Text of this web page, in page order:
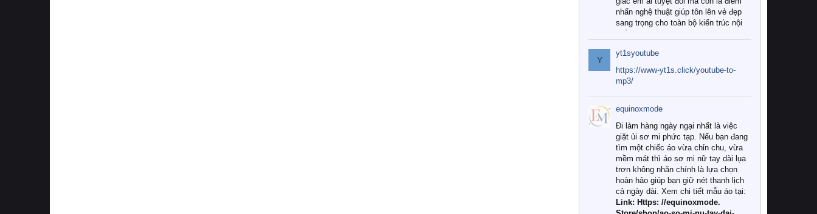
nhấn nghệ thuật giúp tôn lên vẻ đẹp
sang trọng cho toàn bộ kiến trúc nội
Tuy nhiên, giữa thị trường đa dạng
với vô vàn thương hiệu và mẫu mã
như hiện nay, làm thế nào để chọn
được những bộ chăn ga gối đệm cao
cấp thực sự chất lượng, phù hợp với
khí hậu và nhu cầu sử dụng của gia
đình? Hãy cùng chúng tôi đi tìm lời
giải đáp chi tiết qua bài viết dưới đây.
1. Tại sao các gia đình hiện đại lại ưa
chuộng chăn ga gối đệm cao cấp?
Khác với các dòng sản phẩm thông
thường, những bộ chăn ga gối đệm
cao cấp trải qua quy trình sản xuất
Y
yt1syoutube
https://www-yt1s.click/youtube-to-
mp3/
equinoxmode
Đi làm hàng ngày ngại nhất là việc
giặt ủi sơ mi phức tạp. Nếu bạn đang
tìm một chiếc áo vừa chỉn chu, vừa
mềm mát thì áo sơ mi nữ tay dài lụa
trơn không nhăn chính là lựa chọn
hoàn hảo giúp bạn giữ nét thanh lịch
cả ngày dài. Xem chi tiết mẫu áo tại:
Link: Https: //equinoxmode.